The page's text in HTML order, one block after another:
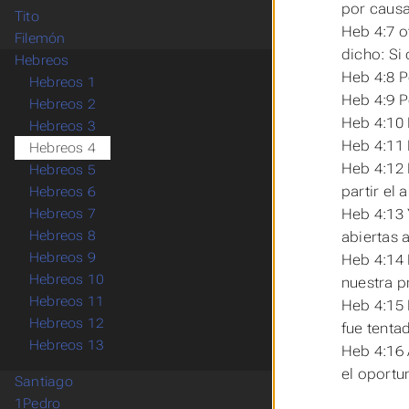
por
Heb 4:7
dicho: Si
Heb 4:8
Heb 4:9
Heb
Heb
Heb
partir el
Heb 4:13
abiertas
Heb
nuestra
Heb
fue
Heb
el
Tito
Filemón
Hebreos
Hebreos 1
Hebreos 2
Hebreos 3
Hebreos 4
Hebreos 5
Hebreos 6
Hebreos 7
Hebreos 8
Hebreos 9
Hebreos 10
Hebreos 11
Hebreos 12
Hebreos 13
Santiago
1Pedro